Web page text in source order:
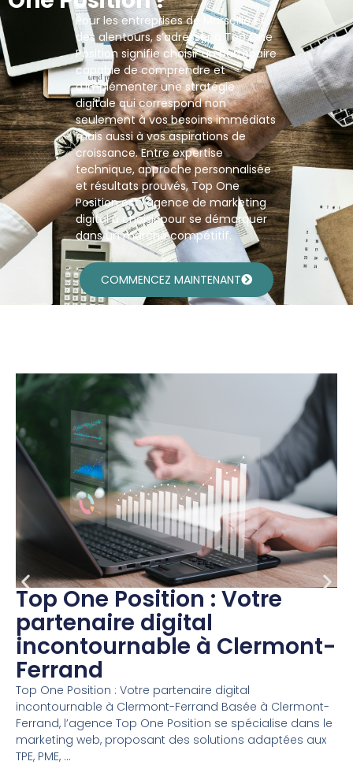
Pour les entreprises de Marseille et
des alentours, s’adresser à Top One
Position signifie choisir un partenaire
capable de comprendre et
d’implémenter une stratégie
digitale qui correspond non
seulement à vos besoins immédiats
mais aussi à vos aspirations de
croissance. Entre expertise
technique, approche personnalisée
et résultats prouvés, Top One
Position est l’agence de marketing
digital à choisir pour se démarquer
dans un marché compétitif.
COMMENCEZ MAINTENANT
Top One Position : Votre
partenaire digital
incontournable à Clermont-
Ferrand
Top One Position : Votre partenaire digital
incontournable à Clermont-Ferrand Basée à Clermont-
Ferrand, l’agence Top One Position se spécialise dans le
marketing web, proposant des solutions adaptées aux
TPE, PME, ...